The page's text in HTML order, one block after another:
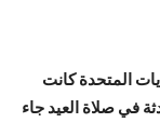
المتحدة كانت
في صلاة العيد جاء